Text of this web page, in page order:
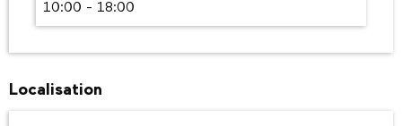
Jeudi 11 juin 2026
10:00 - 18:00
Localisation